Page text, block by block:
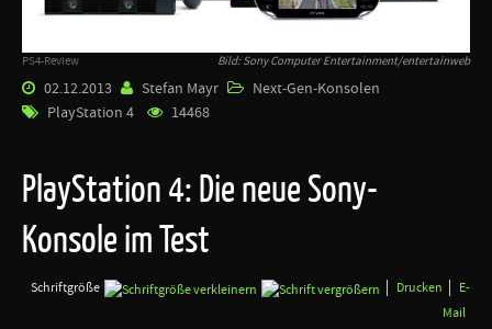
PS4-Review Bild: Sony Computer Entertainment/entertainweb
02.12.2013 Stefan Mayr
Next-Gen-Konsolen
PlayStation 4
14468
PlayStation 4: Die neue Sony-
Konsole im Test
Schriftgröße Drucken
E-
Mail